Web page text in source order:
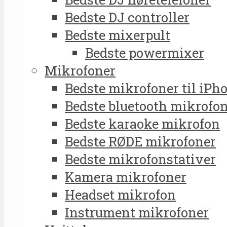
Bedste DJ controller
Bedste mixerpult
Bedste powermixer
Mikrofoner
Bedste mikrofoner til
Bedste bluetooth
Bedste karaoke mikrofon
Bedste RØDE mikrofoner
Bedste mikrofonstativer
Kamera mikrofoner
Headset mikrofon
Instrument mikrofoner